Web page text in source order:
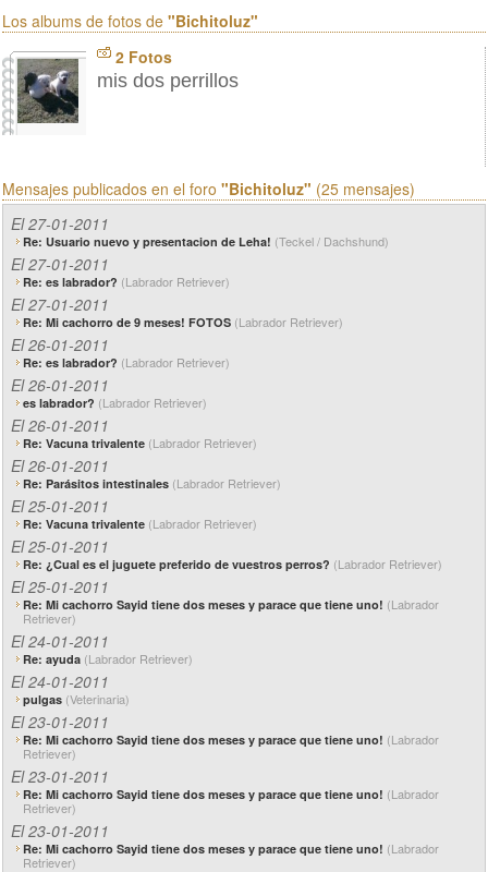
Los albums de fotos de "Bichitoluz"
2 Fotos
mis dos perrillos
Mensajes publicados en el foro "Bichitoluz" (25 mensajes)
El 27-01-2011
Re: Usuario nuevo y presentacion de Leha! (Teckel / Dachshund)
El 27-01-2011
Re: es labrador? (Labrador Retriever)
El 27-01-2011
Re: Mi cachorro de 9 meses! FOTOS (Labrador Retriever)
El 26-01-2011
Re: es labrador? (Labrador Retriever)
El 26-01-2011
es labrador? (Labrador Retriever)
El 26-01-2011
Re: Vacuna trivalente (Labrador Retriever)
El 26-01-2011
Re: Parásitos intestinales (Labrador Retriever)
El 25-01-2011
Re: Vacuna trivalente (Labrador Retriever)
El 25-01-2011
Re: ¿Cual es el juguete preferido de vuestros perros? (Labrador Retriever)
El 25-01-2011
Re: Mi cachorro Sayid tiene dos meses y parace que tiene uno! (Labrador
Retriever)
El 24-01-2011
Re: ayuda (Labrador Retriever)
El 24-01-2011
pulgas (Veterinaria)
El 23-01-2011
Re: Mi cachorro Sayid tiene dos meses y parace que tiene uno! (Labrador
Retriever)
El 23-01-2011
Re: Mi cachorro Sayid tiene dos meses y parace que tiene uno! (Labrador
Retriever)
El 23-01-2011
Re: Mi cachorro Sayid tiene dos meses y parace que tiene uno! (Labrador
Retriever)